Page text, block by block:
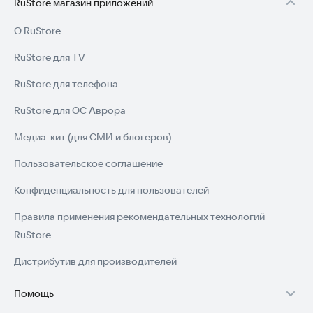
RuStore магазин приложений
О RuStore
RuStore для TV
RuStore для телефона
RuStore для ОС Аврора
Медиа-кит (для СМИ и блогеров)
Пользовательское соглашение
Конфиденциальность для пользователей
Правила применения рекомендательных технологий
RuStore
Дистрибутив для производителей
Помощь